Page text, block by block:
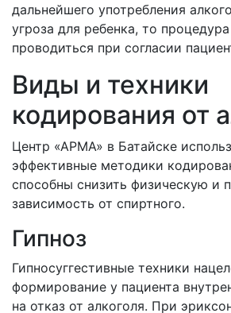
дальнейшего употребления
угроза для ребенка, то
проводиться при согласии
Виды и техники
кодирования от
Центр «АРМА» в Батайске
эффективные методики
способны снизить физическую и
зависимость от спиртного.
Гипноз
Гипносуггестивные техники
формирование у пациента
на отказ от алкоголя. При